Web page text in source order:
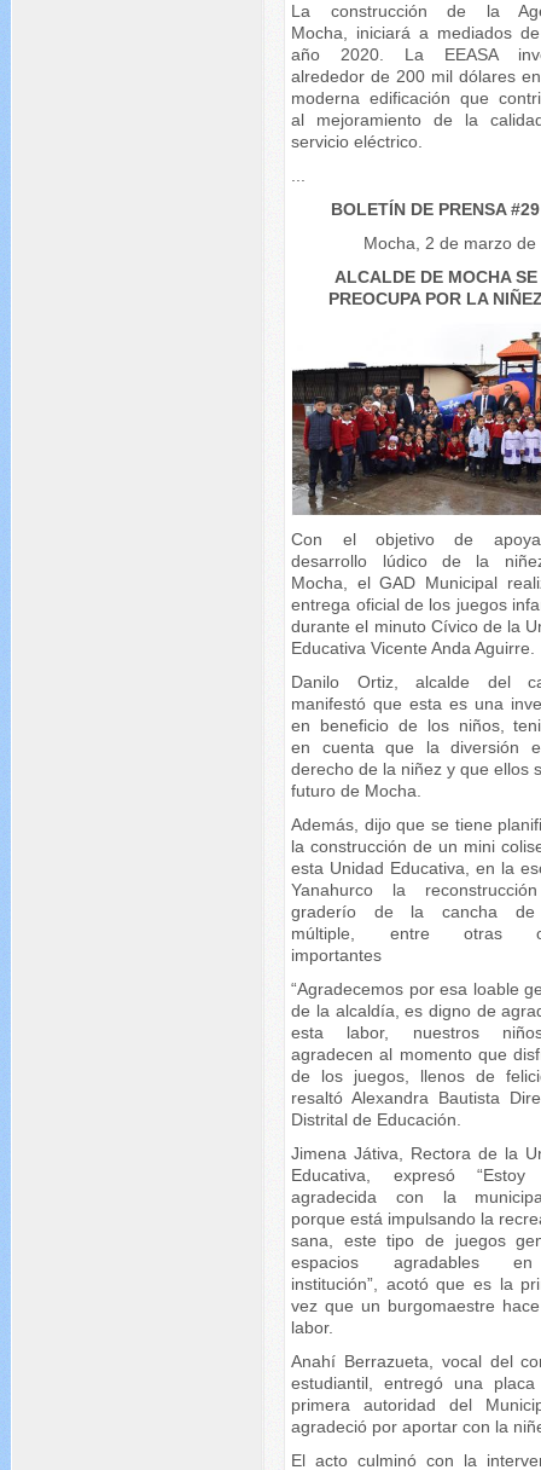
La construcción de la
Mocha, iniciará a mediados
año 2020. La EEASA
alrededor de 200 mil dólares
moderna edificación que
al mejoramiento de la
servicio eléctrico.
...
BOLETÍN DE PRENSA #29
Mocha, 2 de marzo de
ALCALDE DE MOCHA SE
PREOCUPA POR LA
Con el objetivo de
desarrollo lúdico de la
Mocha, el GAD Municipal
entrega oficial de los juegos
durante el minuto Cívico de la
Educativa Vicente Anda Aguirre.
Danilo Ortiz, alcalde del
manifestó que esta es una
en beneficio de los niños,
en cuenta que la diversión
derecho de la niñez y que ellos
futuro de Mocha.
Además, dijo que se tiene
la construcción de un mini
esta Unidad Educativa, en la
Yanahurco la
graderío de la cancha
múltiple, entre otras
importantes
“Agradecemos por esa loable
de la alcaldía, es digno de
esta labor, nuestros
agradecen al momento que
de los juegos, llenos de
resaltó Alexandra Bautista
Distrital de Educación.
Jimena Játiva, Rectora de la
Educativa, expresó “Estoy
agradecida con la
porque está impulsando la
sana, este tipo de juegos
espacios agradables
institución”, acotó que es la
vez que un burgomaestre
labor.
Anahí Berrazueta, vocal del
estudiantil, entregó una
primera autoridad del
agradeció por aportar con la
El acto culminó con la